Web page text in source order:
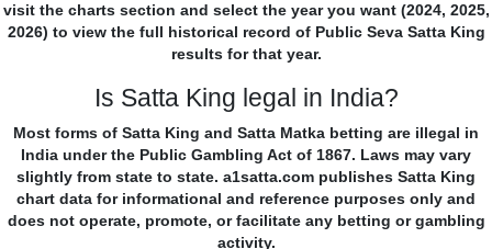
visit the charts section and select the year you want (2024, 2025,
2026) to view the full historical record of Public Seva Satta King
results for that year.
Is Satta King legal in India?
Most forms of Satta King and Satta Matka betting are illegal in
India under the Public Gambling Act of 1867. Laws may vary
slightly from state to state. a1satta.com publishes Satta King
chart data for informational and reference purposes only and
does not operate, promote, or facilitate any betting or gambling
activity.